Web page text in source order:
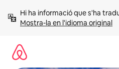
Mostra-la en l'idioma original